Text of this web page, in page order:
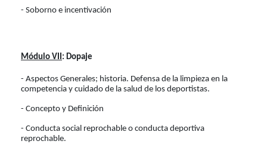
- Soborno e incentivación
Módulo VII : Dopaje
- Aspectos Generales; historia. Defensa de la limpieza en la
competencia y cuidado de la salud de los deportistas.
- Concepto y Definición
- Conducta social reprochable o conducta deportiva
reprochable.